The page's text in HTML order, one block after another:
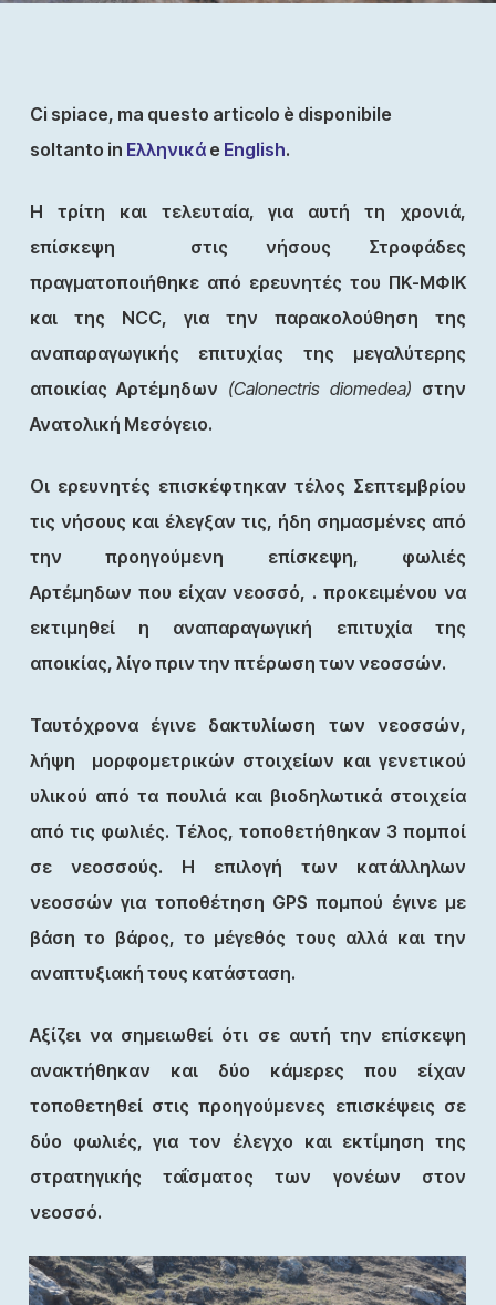
Ci spiace, ma questo articolo è disponibile
soltanto in Ελληνικάe English.
Η τρίτη και τελευταία, για αυτή τη χρονιά,
επίσκεψη στις νήσους Στροφάδες
πραγματοποιήθηκε από ερευνητές του ΠΚ-ΜΦΙΚ
και της NCC, για την παρακολούθηση της
αναπαραγωγικής επιτυχίας της μεγαλύτερης
αποικίας Αρτέμηδων (Calonectris diomedea) στην
Ανατολική Μεσόγειο.
Οι ερευνητές επισκέφτηκαν τέλος Σεπτεμβρίου
τις νήσους και έλεγξαν τις, ήδη σημασμένες από
την προηγούμενη επίσκεψη, φωλιές
Αρτέμηδων που είχαν νεοσσό, . προκειμένου να
εκτιμηθεί η αναπαραγωγική επιτυχία της
αποικίας, λίγο πριν την πτέρωση των νεοσσών.
Ταυτόχρονα έγινε δακτυλίωση των νεοσσών,
λήψη μορφομετρικών στοιχείων και γενετικού
υλικού από τα πουλιά και βιοδηλωτικά στοιχεία
από τις φωλιές. Τέλος, τοποθετήθηκαν 3 πομποί
σε νεοσσούς. Η επιλογή των κατάλληλων
νεοσσών για τοποθέτηση GPS πομπού έγινε με
βάση το βάρος, το μέγεθός τους αλλά και την
αναπτυξιακή τους κατάσταση.
Αξίζει να σημειωθεί ότι σε αυτή την επίσκεψη
ανακτήθηκαν και δύο κάμερες που είχαν
τοποθετηθεί στις προηγούμενες επισκέψεις σε
δύο φωλιές, για τον έλεγχο και εκτίμηση της
στρατηγικής ταΐσματος των γονέων στον
νεοσσό.